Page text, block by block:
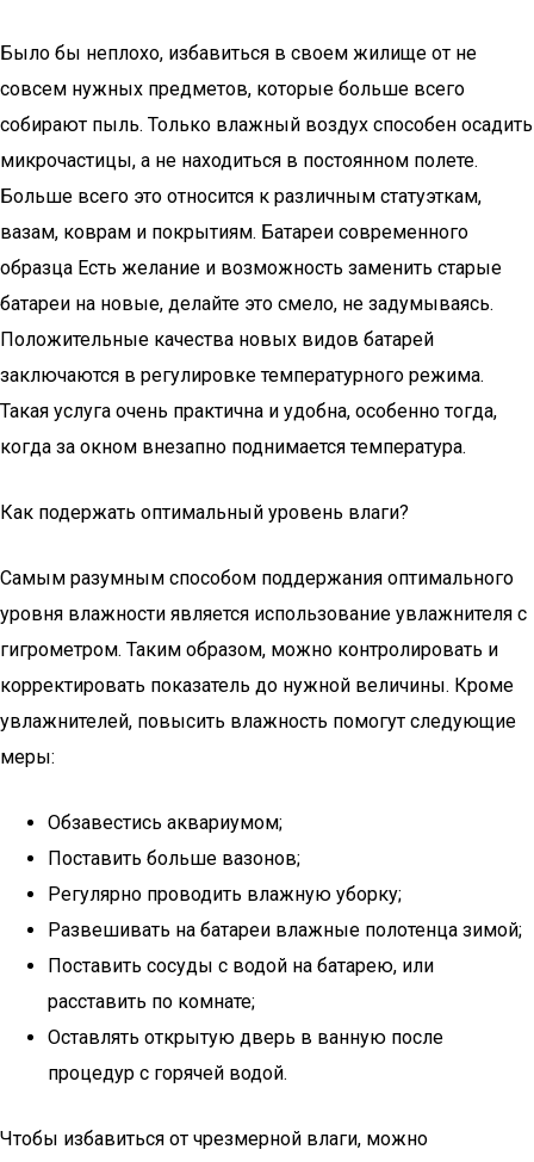
Было бы неплохо, избавиться в своем жилище от не
совсем нужных предметов, которые больше всего
собирают пыль. Только влажный воздух способен осадить
микрочастицы, а не находиться в постоянном полете.
Больше всего это относится к различным статуэткам,
вазам, коврам и покрытиям. Батареи современного
образца Есть желание и возможность заменить старые
батареи на новые, делайте это смело, не задумываясь.
Положительные качества новых видов батарей
заключаются в регулировке температурного режима.
Такая услуга очень практична и удобна, особенно тогда,
когда за окном внезапно поднимается температура.
Как подержать оптимальный уровень влаги?
Самым разумным способом поддержания оптимального
уровня влажности является использование увлажнителя с
гигрометром. Таким образом, можно контролировать и
корректировать показатель до нужной величины. Кроме
увлажнителей, повысить влажность помогут следующие
меры:
Обзавестись аквариумом;
Поставить больше вазонов;
Регулярно проводить влажную уборку;
Развешивать на батареи влажные полотенца зимой;
Поставить сосуды с водой на батарею, или
расставить по комнате;
Оставлять открытую дверь в ванную после
процедур с горячей водой.
Чтобы избавиться от чрезмерной влаги, можно